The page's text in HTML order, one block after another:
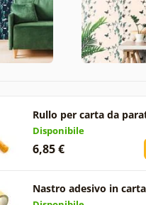
Rullo per carta da
Disponibile
6,85 €
Nastro adesivo in carta